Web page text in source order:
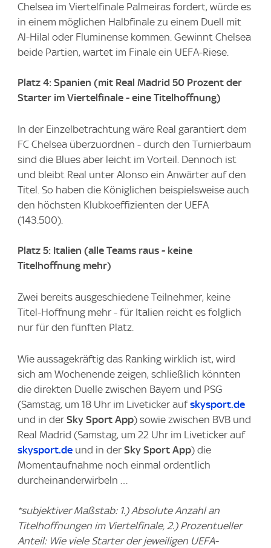
Chelsea im Viertelfinale Palmeiras fordert, würde es
in einem möglichen Halbfinale zu einem Duell mit
Al-Hilal oder Fluminense kommen. Gewinnt Chelsea
beide Partien, wartet im Finale ein UEFA-Riese.
Platz 4: Spanien (mit Real Madrid 50 Prozent der
Starter im Viertelfinale - eine Titelhoffnung)
In der Einzelbetrachtung wäre Real garantiert dem
FC Chelsea überzuordnen - durch den Turnierbaum
sind die Blues aber leicht im Vorteil. Dennoch ist
und bleibt Real unter Alonso ein Anwärter auf den
Titel. So haben die Königlichen beispielsweise auch
den höchsten Klubkoeffizienten der UEFA
(143.500).
Platz 5: Italien (alle Teams raus - keine
Titelhoffnung mehr)
Zwei bereits ausgeschiedene Teilnehmer, keine
Titel-Hoffnung mehr - für Italien reicht es folglich
nur für den fünften Platz.
Wie aussagekräftig das Ranking wirklich ist, wird
sich am Wochenende zeigen, schließlich könnten
die direkten Duelle zwischen Bayern und PSG
(Samstag, um 18 Uhr im Liveticker aufskysport.de
und in der Sky Sport App) sowie zwischen BVB und
Real Madrid (Samstag, um 22 Uhr im Liveticker auf
skysport.de und in der Sky Sport App) die
Momentaufnahme noch einmal ordentlich
durcheinanderwirbeln …
*subjektiver Maßstab: 1.) Absolute Anzahl an
Titelhoffnungen im Viertelfinale, 2.) Prozentueller
Anteil: Wie viele Starter der jeweiligen UEFA-